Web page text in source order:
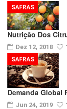
Nutrição Dos
Dez 12, 2018
SAFRAS
Demanda Global
Jun 24, 2019
SAFRAS